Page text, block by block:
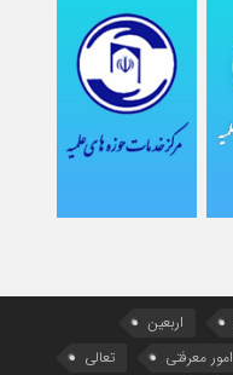
اربعین
امور معرفتی تعالی